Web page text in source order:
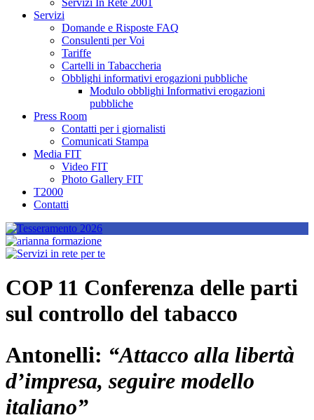
Servizi In Rete 2001
Servizi
Domande e Risposte FAQ
Consulenti per Voi
Tariffe
Cartelli in Tabaccheria
Obblighi informativi erogazioni pubbliche
Modulo obblighi Informativi erogazioni
pubbliche
Press Room
Contatti per i giornalisti
Comunicati Stampa
Media FIT
Video FIT
Photo Gallery FIT
T2000
Contatti
COP 11 Conferenza delle parti
sul controllo del tabacco
Antonelli: “Attacco alla libertà
d’impresa, seguire modello
italiano”